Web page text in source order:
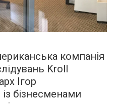
компанія
Kroll
Ігор
бізнесменами